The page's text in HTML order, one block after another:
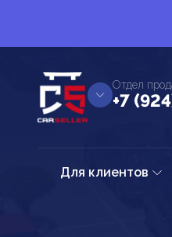
Отдел
+7
Для клиентов